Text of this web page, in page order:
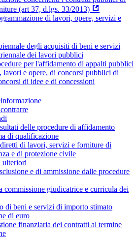
(art 37, d.lgs. 33/2013)
di lavori, opere, servizi e
degli acquisiti di beni e servizi
dei lavori pubblici
per l'affidamento di appalti pubblici
lavori e opere, di concorsi pubblici di
di idee e di concessioni
delle procedure di affidamento
di qualificazione
di lavori, servizi e forniture di
e di protezione civile
ulteriori
e di ammissione dalle procedure
commissione giudicatrice e curricula dei
di beni e servizi di importo stimato
di euro
finanziaria dei contratti al termine